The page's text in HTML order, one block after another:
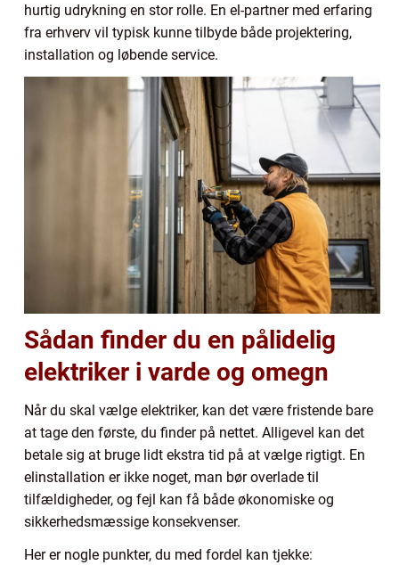
hurtig udrykning en stor rolle. En el-partner med erfaring
fra erhverv vil typisk kunne tilbyde både projektering,
installation og løbende service.
Sådan finder du en pålidelig
elektriker i varde og omegn
Når du skal vælge elektriker, kan det være fristende bare
at tage den første, du finder på nettet. Alligevel kan det
betale sig at bruge lidt ekstra tid på at vælge rigtigt. En
elinstallation er ikke noget, man bør overlade til
tilfældigheder, og fejl kan få både økonomiske og
sikkerhedsmæssige konsekvenser.
Her er nogle punkter, du med fordel kan tjekke: